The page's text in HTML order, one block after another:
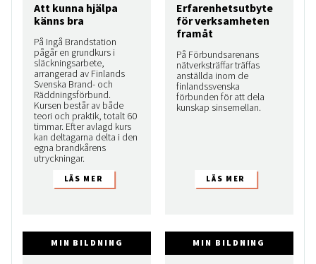
Att kunna hjälpa
känns bra
På Ingå Brandstation
pågår en grundkurs i
släckningsarbete,
arrangerad av Finlands
Svenska Brand- och
Räddningsförbund.
Kursen består av både
teori och praktik, totalt 60
timmar. Efter avlagd kurs
kan deltagarna delta i den
egna brandkårens
utryckningar.
Erfarenhetsutbyte
för verksamheten
framåt
På Förbundsarenans
nätverksträffar träffas
anställda inom de
finlandssvenska
förbunden för att dela
kunskap sinsemellan.
MIN BILDNING MIN BILDNING